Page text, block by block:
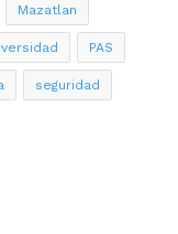
Mazatlan
PAS
seguridad